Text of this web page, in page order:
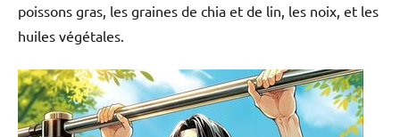
poissons gras, les graines de chia et de lin, les noix, et les
huiles végétales.